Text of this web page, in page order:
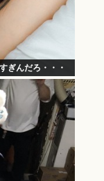
ぎんだろ・・・